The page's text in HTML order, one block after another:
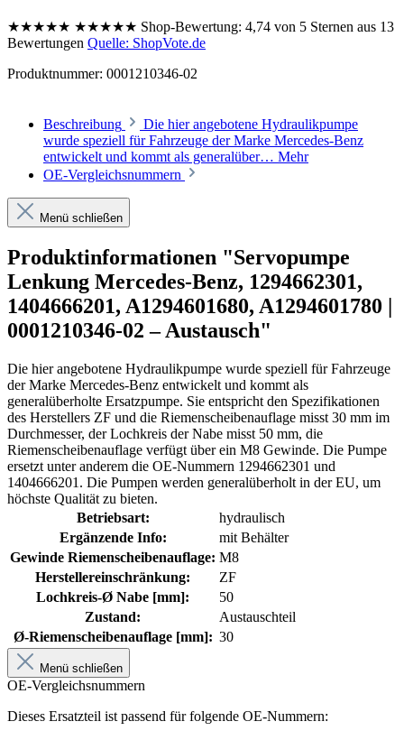
★★★★★ ★★★★★ Shop-Bewertung: 4,74 von 5 Sternen aus 13
Bewertungen Quelle: ShopVote.de
Produktnummer: 0001210346-02
Beschreibung
Die hier angebotene Hydraulikpumpe
wurde speziell für Fahrzeuge der Marke Mercedes-Benz
entwickelt und kommt als generalüber… Mehr
OE-Vergleichsnummern
Menü schließen
Produktinformationen "Servopumpe
Lenkung Mercedes-Benz, 1294662301,
1404666201, A1294601680, A1294601780 |
0001210346-02 – Austausch"
Die hier angebotene Hydraulikpumpe wurde speziell für Fahrzeuge
der Marke Mercedes-Benz entwickelt und kommt als
generalüberholte Ersatzpumpe. Sie entspricht den Spezifikationen
des Herstellers ZF und die Riemenscheibenauflage misst 30 mm im
Durchmesser, der Lochkreis der Nabe misst 50 mm, die
Riemenscheibenauflage verfügt über ein M8 Gewinde. Die Pumpe
ersetzt unter anderem die OE-Nummern 1294662301 und
1404666201. Die Pumpen werden generalüberholt in der EU, um
höchste Qualität zu bieten.
Betriebsart:
hydraulisch
Ergänzende Info:
mit Behälter
Gewinde Riemenscheibenauflage: M8
Herstellereinschränkung:
ZF
Lochkreis-Ø Nabe [mm]:
50
Zustand:
Austauschteil
Ø-Riemenscheibenauflage [mm]: 30
Menü schließen
OE-Vergleichsnummern
Dieses Ersatzteil ist passend für folgende OE-Nummern: